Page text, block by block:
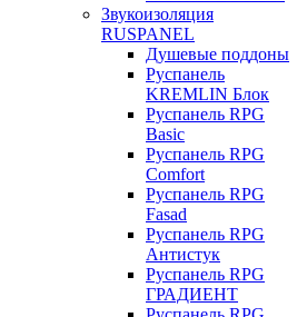
Звукоизоляция
RUSPANEL
Душевые поддоны
Руспанель
KREMLIN Блок
Руспанель RPG
Basic
Руспанель RPG
Comfort
Руспанель RPG
Fasad
Руспанель RPG
Антистук
Руспанель RPG
ГРАДИЕНТ